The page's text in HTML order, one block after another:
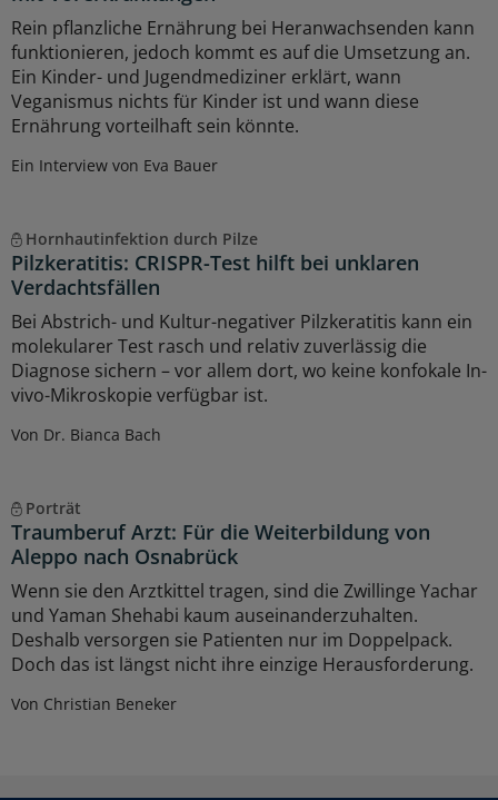
Rein pflanzliche Ernährung bei Heranwachsenden kann
funktionieren, jedoch kommt es auf die Umsetzung an.
Ein Kinder- und Jugendmediziner erklärt, wann
Veganismus nichts für Kinder ist und wann diese
Ernährung vorteilhaft sein könnte.
Ein Interview von Eva Bauer
Hornhautinfektion durch Pilze
Pilzkeratitis: CRISPR-Test hilft bei unklaren
Verdachtsfällen
Bei Abstrich- und Kultur-negativer Pilzkeratitis kann ein
molekularer Test rasch und relativ zuverlässig die
Diagnose sichern – vor allem dort, wo keine konfokale In-
vivo-Mikroskopie verfügbar ist.
Von Dr. Bianca Bach
Porträt
Traumberuf Arzt: Für die Weiterbildung von
Aleppo nach Osnabrück
Wenn sie den Arztkittel tragen, sind die Zwillinge Yachar
und Yaman Shehabi kaum auseinanderzuhalten.
Deshalb versorgen sie Patienten nur im Doppelpack.
Doch das ist längst nicht ihre einzige Herausforderung.
Von Christian Beneker